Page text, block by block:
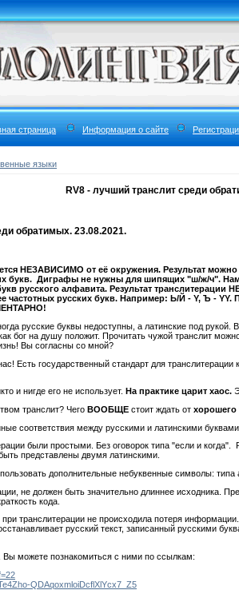
страница Информация о сайте
языки
RV8 - лучший транслит среди
обратимых. 23.08.2021.
НЕЗАВИСИМО от её окружения. Результат
букв. Диграфы не нужны для шипящих "ш/ж/ч".
русского алфавита. Результат
частотных русских букв. Например: Ь/Й - Y, Ъ -
русские буквы недоступны, а латинские под
бог на душу положит. Прочитать чужой транслит
Вы согласны со мной?
Есть государственный стандарт для
и нигде его не использует. На практике царит хаос.
транслит? Чего ВООБЩЕ стоит ждать от хорошего
соответствия между русскими и латинскими
были простыми. Без оговорок типа "если и когда".
представлены двумя латинскими.
дополнительные небуквенные символы: типа
не должен быть значительно длиннее исходника.
кода.
транслитерации не происходила потеря
русский текст, записанный русскими
можете познакомиться с ними по ссылкам:
QDAqoxmloiDcflXlYcx7_Z5